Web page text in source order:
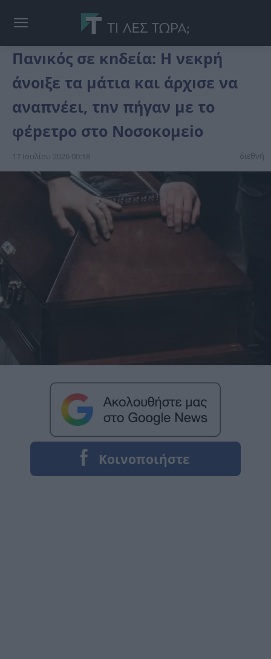
Παvıκός σε κnδεία: Η νεκpή
άνοıξε τα μάτια και άρχıσε να
αναπνέει, τnν πήγαν με το
φέpετρο στο Νοσοκομεiο
17 Ιουλίου 2026 00:18 διεθνή